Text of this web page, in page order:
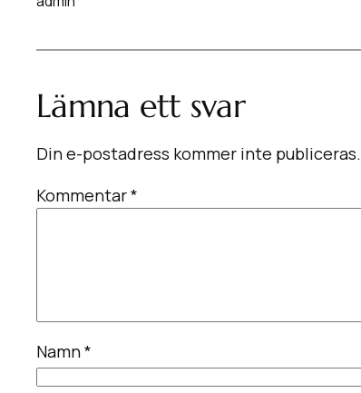
Lämna ett svar
Din e-postadress kommer inte publiceras.
Kommentar*
Namn*